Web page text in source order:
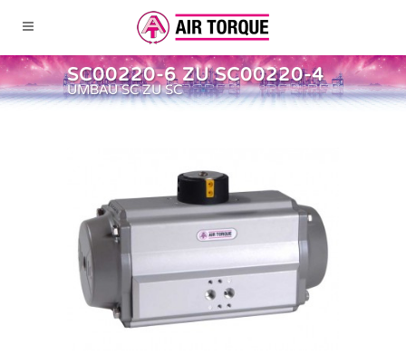
SC00220-6 ZU SC00220-4
UMBAU SC ZU SC